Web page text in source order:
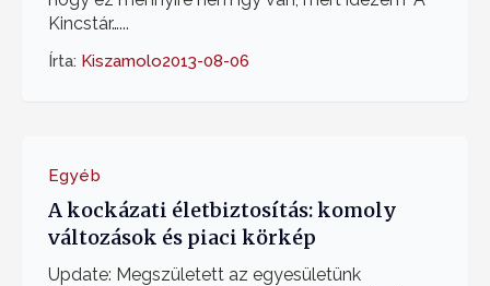
Kincstár…...
Írta: Kiszamolo2013-08-06
Egyéb
A kockázati életbiztosítás: komoly
változások és piaci körkép
Update: Megszületett az egyesületünk